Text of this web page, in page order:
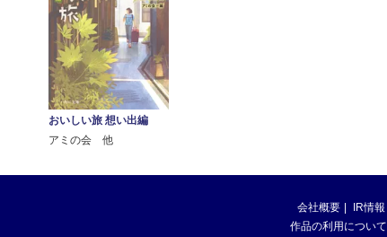
おいしい旅 想い出編
アミの会 他
会社概要 IR情報
作品の利用について